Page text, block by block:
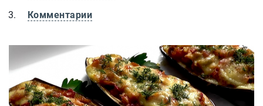
Комментарии
Фаршированные баклажаны-лодочки под сыром